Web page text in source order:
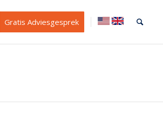
Gratis Adviesgesprek